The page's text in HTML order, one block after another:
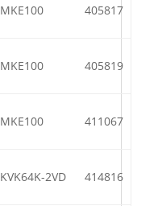
MKE100 405817
MKE100 405819
MKE100 411067
KVK64K-2VD 414816